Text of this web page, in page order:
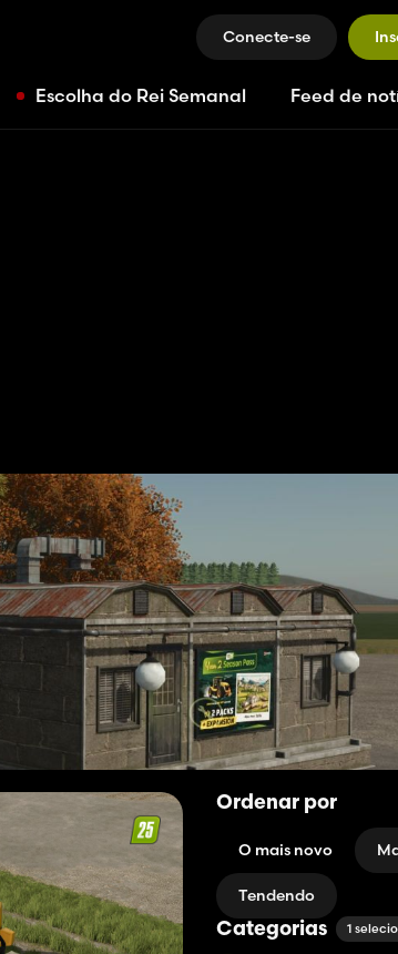
Conecte-se
Escolha do Rei Semanal Feed de
Ordenar por
O mais novo
Tendendo
Categorias 1